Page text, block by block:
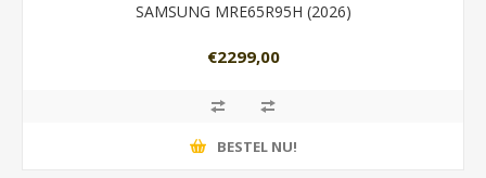
SAMSUNG MRE65R95H (2026)
€2299,00
BESTEL NU!